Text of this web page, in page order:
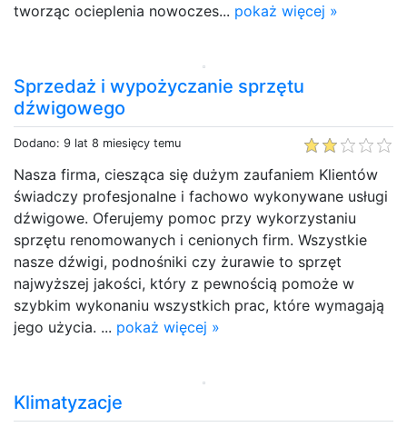
tworząc ocieplenia nowoczes... pokaż więcej »
Sprzedaż i wypożyczanie sprzętu
dźwigowego
Dodano: 9 lat 8 miesięcy temu
Nasza firma, ciesząca się dużym zaufaniem Klientów
świadczy profesjonalne i fachowo wykonywane usługi
dźwigowe. Oferujemy pomoc przy wykorzystaniu
sprzętu renomowanych i cenionych firm. Wszystkie
nasze dźwigi, podnośniki czy żurawie to sprzęt
najwyższej jakości, który z pewnością pomoże w
szybkim wykonaniu wszystkich prac, które wymagają
jego użycia. ... pokaż więcej »
Klimatyzacje